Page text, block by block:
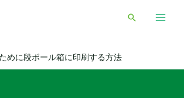
検
めに段ボール箱に印刷する方法